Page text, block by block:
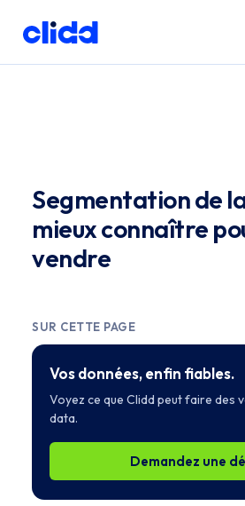
Segmentation de
mieux connaître
vendre
SUR CETTE PAGE
Vos données, enfin fiables.
Voyez ce que Clidd peut faire des
data.
Demandez une